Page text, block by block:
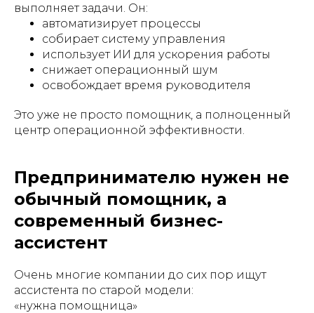
выполняет задачи. Он:
автоматизирует процессы
собирает систему управления
использует ИИ для ускорения работы
снижает операционный шум
освобождает время руководителя
Это уже не просто помощник, а полноценный
центр операционной эффективности.
Предпринимателю нужен не
обычный помощник, а
современный бизнес-
ассистент
Очень многие компании до сих пор ищут
ассистента по старой модели:
«нужна помощница»